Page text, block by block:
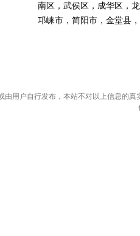
南区，武侯区，成华区，
邛崃市，简阳市，金堂县
由用户自行发布，本站不对以上信息的